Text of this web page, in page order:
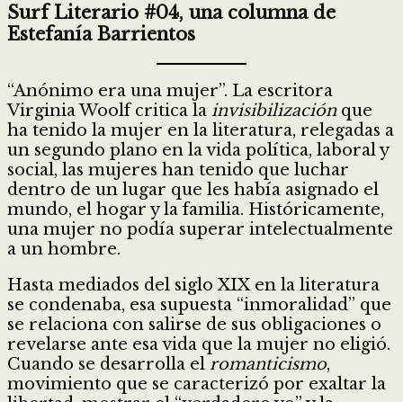
Surf Literario #04, una columna de
Estefanía Barrientos
“Anónimo era una mujer”. La escritora
Virginia Woolf critica la invisibilizaciónque
ha tenido la mujer en la literatura, relegadas a
un segundo plano en la vida política, laboral y
social, las mujeres han tenido que luchar
dentro de un lugar que les había asignado el
mundo, el hogar y la familia. Históricamente,
una mujer no podía superar intelectualmente
a un hombre.
Hasta mediados del siglo XIX en la literatura
se condenaba, esa supuesta “inmoralidad” que
se relaciona con salirse de sus obligaciones o
revelarse ante esa vida que la mujer no eligió.
Cuando se desarrolla el romanticismo,
movimiento que se caracterizó por exaltar la